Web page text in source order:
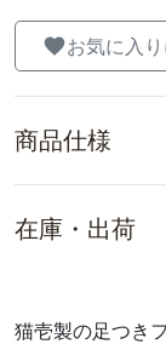
お気に入
商品仕様
在庫・出荷
猫壱製の足つき